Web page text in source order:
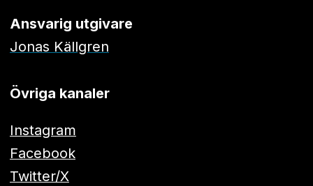
Ansvarig utgivare
Jonas Källgren
Övriga kanaler
Instagram
Facebook
Twitter/X